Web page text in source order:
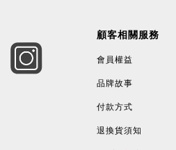
顧客相關服務
會員權益
品牌故事
付款方式
退換貨須知